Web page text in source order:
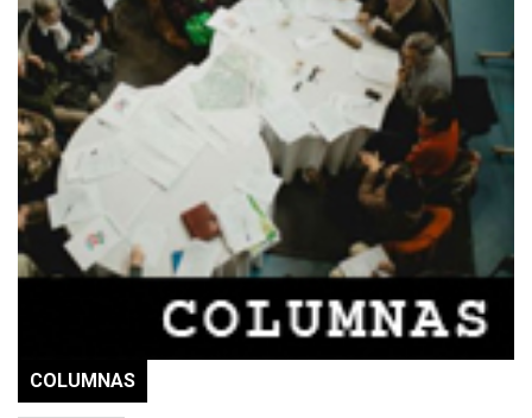
COLUMNAS